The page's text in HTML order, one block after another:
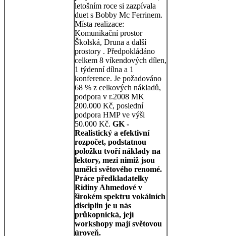
letošním roce si zazpívala
duet s Bobby Mc Ferrinem.
Místa realizace:
Komunikační prostor
Školská, Druna a další
prostory . Předpokládáno
celkem 8 víkendových dílen,
1 týdenní dílna a 1
konference. Je požadováno
68 % z celkových nákladů,
podpora v r.2008 MK
200.000 Kč, poslední
podpora HMP ve výši
50.000 Kč. GK -
Realistický a efektivní
rozpočet, podstatnou
položku tvoří náklady na
lektory, mezi nimiž jsou
umělci světového renomé.
Práce předkladatelky
Ridiny Ahmedové v
širokém spektru vokálních
disciplin je u nás
průkopnická, její
workshopy mají světovou
úroveň.